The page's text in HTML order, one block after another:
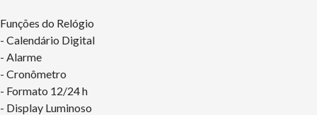
Funções do Relógio
- Calendário Digital
- Alarme
- Cronômetro
- Formato 12/24 h
- Display Luminoso